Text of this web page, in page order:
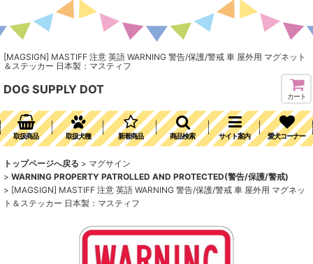
[MAGSIGN] MASTIFF 注意 英語 WARNING 警告/保護/警戒 車 屋外用 マグネット
＆ステッカー 日本製：マスティフ
DOG SUPPLY DOT
カート
取扱商品 取扱犬種 新着商品 商品検索 サイト案内 愛犬コーナー
トップページへ戻る > マグサイン
> WARNING PROPERTY PATROLLED AND PROTECTED(警告/保護/警戒)
> [MAGSIGN] MASTIFF 注意 英語 WARNING 警告/保護/警戒 車 屋外用 マグネッ
ト＆ステッカー 日本製：マスティフ